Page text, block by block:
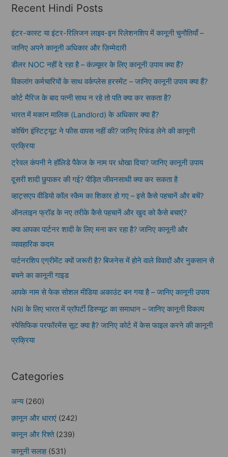
Recent Hindi Posts
इंटर-कास्ट या इंटर-रिलिजन लाइव-इन रिलेशनशिप में कानूनी चुनौतियाँ –
जानिए अपने कानूनी अधिकार और ज़िम्मेदारी
डीलर NOC नहीं दे रहा है – कंज़्यूमर के लिए कानूनी उपाय क्या हैं?
विकलांग कर्मचारियों के साथ वर्कप्लेस हरस्मेंट – जानिए कानूनी उपाय क्या हैं?
कोर्ट मैरिज के बाद पत्नी साथ न रहे तो पति क्या कर सकता है?
भारत में मकान मालिक (Landlord) के अधिकार क्या हैं?
कोचिंग इंस्टिट्यूट ने फीस वापस नहीं की? जानिए रिफंड लेने की कानूनी
प्रक्रिया
ट्रेवल कंपनी ने हॉलिडे पैकेज के नाम पर धोखा दिया? जानिए कानूनी उपाय
दूसरी शादी छुपाकर की गई? पीड़ित जीवनसाथी क्या कर सकता है
व्हाट्सएप वीडियो कॉल स्कैम का शिकार हो गए – इसे कैसे पहचानें और बचें?
ऑनलाइन फ्रॉड के नए तरीके कैसे पहचानें और खुद को कैसे बचाएं?
क्या आपका पार्टनर शादी के लिए मना कर रहा है? जानिए कानूनी और
व्यावहारिक कदम
पार्टनरशिप एग्रीमेंट क्यों जरूरी है? बिजनेस में होने वाले विवादों और नुकसान से
बचने का कानूनी गाइड
आपके नाम से फेक सोशल मीडिया अकाउंट बन गया है – जानिए कानूनी उपाय
NRI के लिए भारत में प्रॉपर्टी डिस्प्यूट का समाधान – जानिए कानूनी विकल्प
स्पेसिफिक परफॉरमेंस सूट क्या है? जानिए कोर्ट में केस फाइल करने की कानूनी
प्रक्रिया
Categories
अन्य(260)
क़ानून और धाराएं (242)
कानून और रिश्ते(239)
कानूनी सलाह(531)